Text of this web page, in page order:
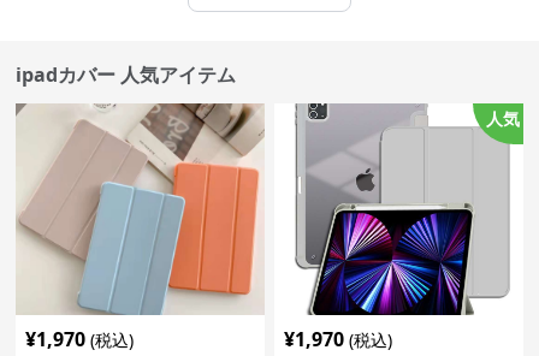
ipadカバー 人気アイテム
¥1,970 (税込)
人気
¥1,970 (税込)